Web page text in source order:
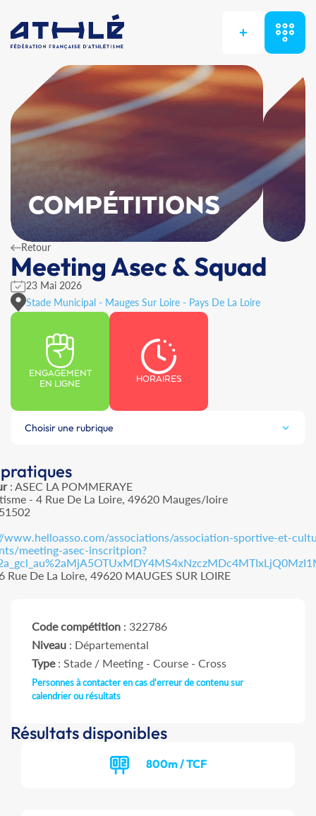
+
COMPÉTITIONS
Retour
Meeting Asec & Squad
23 Mai 2026
Stade Municipal - Mauges Sur Loire - Pays De La Loire
ENGAGEMENT
EN LIGNE
HORAIRES
Choisir une rubrique
: ASEC LA POMMERAYE
- 4 Rue De La Loire, 49620 Mauges/loire
www.helloasso.com/associations/association-sportive-et-
meeting-asec-inscritpion?
Rue De La Loire, 49620 MAUGES SUR LOIRE
Code compétition : 322786
Niveau : Départemental
Type: Stade / Meeting - Course - Cross
Personnes à contacter en cas d'erreur de contenu sur
calendrier ou résultats
Résultats disponibles
800m / TCF